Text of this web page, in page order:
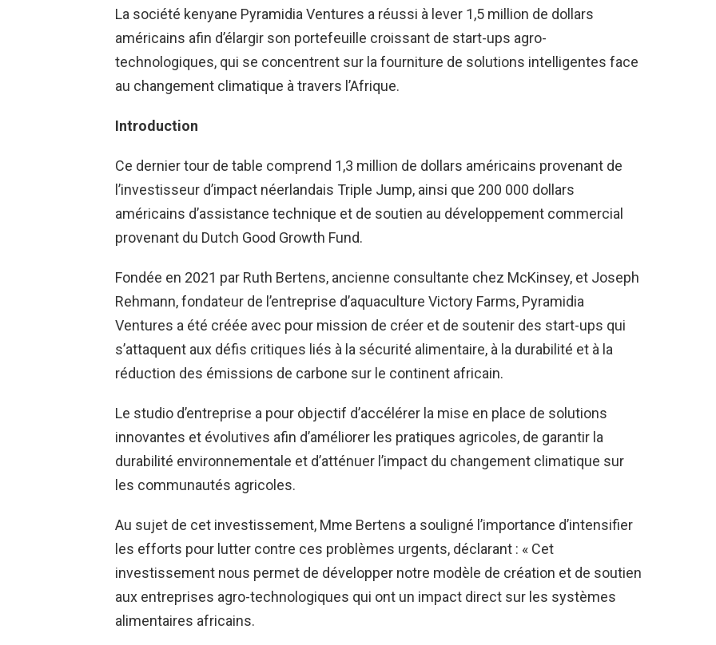
La société kenyane Pyramidia Ventures a réussi à lever 1,5 million de dollars
américains afin d’élargir son portefeuille croissant de start-ups agro-
technologiques, qui se concentrent sur la fourniture de solutions intelligentes face
au changement climatique à travers l’Afrique.
Introduction
Ce dernier tour de table comprend 1,3 million de dollars américains provenant de
l’investisseur d’impact néerlandais Triple Jump, ainsi que 200 000 dollars
américains d’assistance technique et de soutien au développement commercial
provenant du Dutch Good Growth Fund.
Fondée en 2021 par Ruth Bertens, ancienne consultante chez McKinsey, et Joseph
Rehmann, fondateur de l’entreprise d’aquaculture Victory Farms, Pyramidia
Ventures a été créée avec pour mission de créer et de soutenir des start-ups qui
s’attaquent aux défis critiques liés à la sécurité alimentaire, à la durabilité et à la
réduction des émissions de carbone sur le continent africain.
Le studio d’entreprise a pour objectif d’accélérer la mise en place de solutions
innovantes et évolutives afin d’améliorer les pratiques agricoles, de garantir la
durabilité environnementale et d’atténuer l’impact du changement climatique sur
les communautés agricoles.
Au sujet de cet investissement, Mme Bertens a souligné l’importance d’intensifier
les efforts pour lutter contre ces problèmes urgents, déclarant : « Cet
investissement nous permet de développer notre modèle de création et de soutien
aux entreprises agro-technologiques qui ont un impact direct sur les systèmes
alimentaires africains.